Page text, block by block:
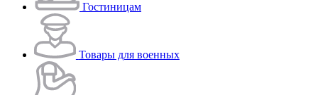
Гостиницам
Товары для военных